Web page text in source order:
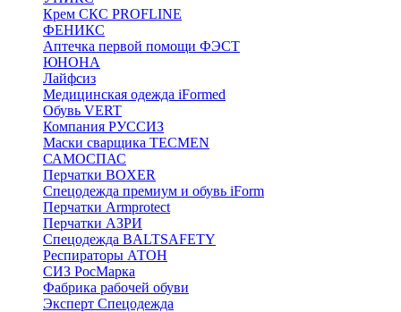
Крем СКС PROFLINE
ФЕНИКС
Аптечка первой помощи ФЭСТ
ЮНОНА
Лайфсиз
Медицинская одежда iFormed
Обувь VERT
Компания РУССИЗ
Маски сварщика TECMEN
САМОСПАС
Перчатки BOXER
Спецодежда премиум и обувь iForm
Перчатки Armprotect
Перчатки АЗРИ
Спецодежда BALTSAFETY
Респираторы АТОН
СИЗ РосМарка
Фабрика рабочей обуви
Эксперт Спецодежда